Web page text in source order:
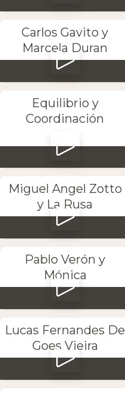
Carlos Gavito y
Marcela Duran
Equilibrio y
Coordinación
Miguel Angel Zotto
y La Rusa
Pablo Verón y
Mónica
Lucas Fernandes De
Goes Vieira